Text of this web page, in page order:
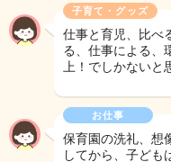
子育て・グッズ
仕事と育児、比べ
る、仕事による、
上！でしかない
お仕事
保育園の洗礼、想
してから、子ども